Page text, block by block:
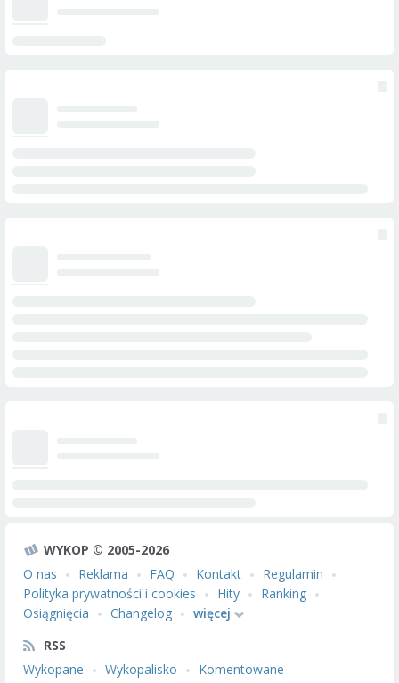
WYKOP © 2005-2026
O nas
Reklama FAQ Kontakt
Regulamin
Polityka prywatności i cookies
Hity
Ranking
Osiągnięcia
Changelog
więcej
RSS
Wykopane
Wykopalisko Komentowane